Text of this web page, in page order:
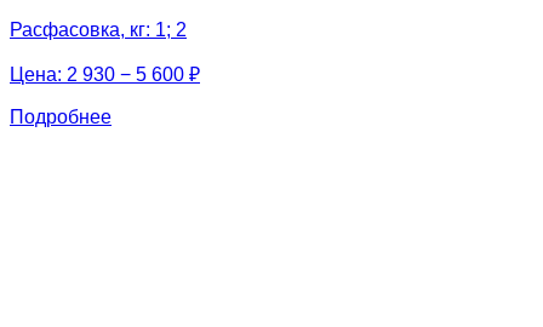
Расфасовка, кг: 1; 2
Цена: 2 930 − 5 600 ₽
Подробнее